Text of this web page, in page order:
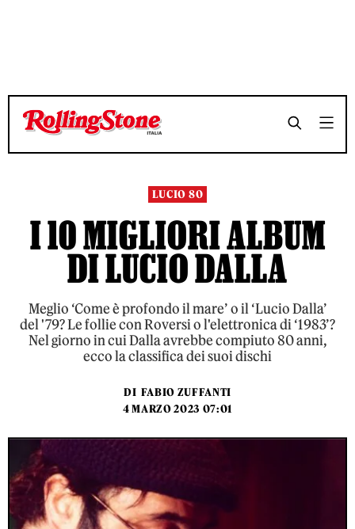
TEMPO DI LETTURA 9 MINUTI SHARE
TEMPO DI LETTURA 9 MINUTI SHARE
LUCIO 80
I 10 MIGLIORI ALBUM
DI LUCIO DALLA
Meglio ‘Come è profondo il mare’ o il ‘Lucio Dalla’
del '79? Le follie con Roversi o l'elettronica di ‘1983’?
Nel giorno in cui Dalla avrebbe compiuto 80 anni,
ecco la classifica dei suoi dischi
DI FABIO ZUFFANTI
4 MARZO 2023 07:01